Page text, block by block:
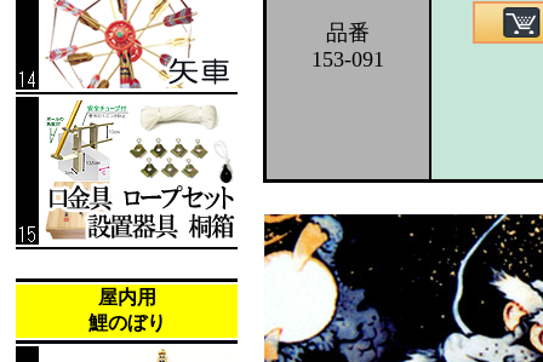
屋内用
鯉のぼり
品番
153-091